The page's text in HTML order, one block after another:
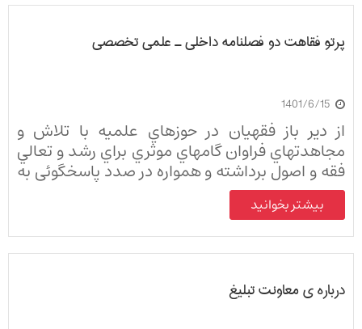
پرتو فقاهت دو فصلنامه داخلي ـ علمي تخصصي
1401/6/15
از دير باز فقهيان در حوزهاي علميه با تلاش و
مجاهدتهاي فراوان گامهاي موثري براي رشد و تعالي
فقه و اصول برداشته و همواره در صدد پاسخگوئي به
مسائل پيش روي جامعه خود بودند.
بیشتر بخوانید
درباره ی معاونت تبلیغ